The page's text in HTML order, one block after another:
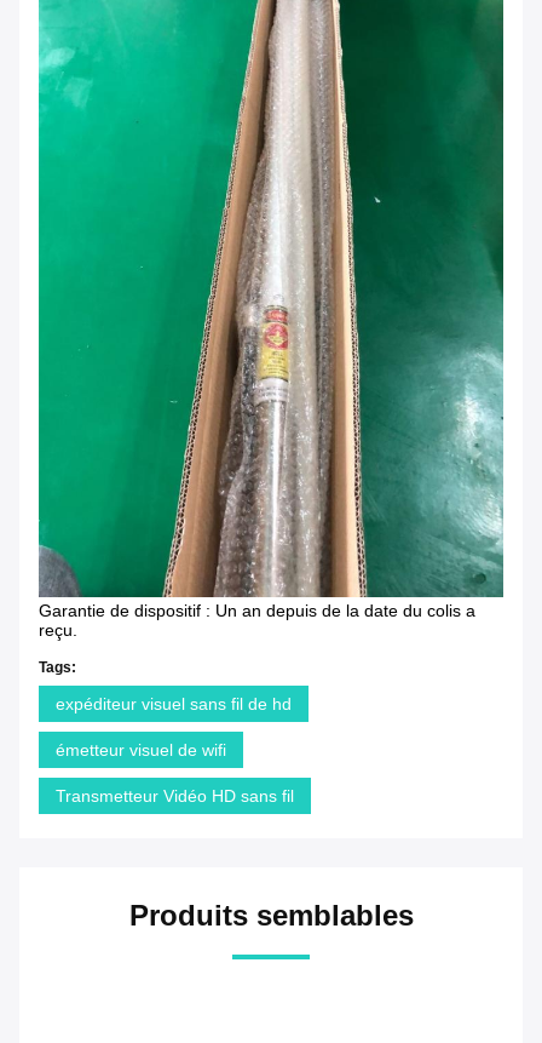
Garantie de dispositif : Un an depuis de la date du colis a
reçu.
Tags:
expéditeur visuel sans fil de hd
émetteur visuel de wifi
Transmetteur Vidéo HD sans fil
Produits semblables